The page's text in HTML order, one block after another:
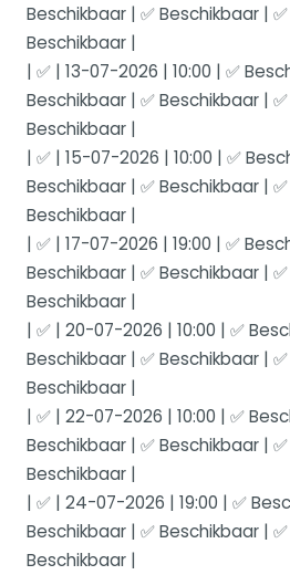
Beschikbaar | ✅ Beschikbaar |
Beschikbaar |
| ✅ | 13-07-2026 | 10:00 | ✅
Beschikbaar | ✅ Beschikbaar |
Beschikbaar |
| ✅ | 15-07-2026 | 10:00 | ✅
Beschikbaar | ✅ Beschikbaar |
Beschikbaar |
| ✅ | 17-07-2026 | 19:00 | ✅
Beschikbaar | ✅ Beschikbaar |
Beschikbaar |
| ✅ | 20-07-2026 | 10:00 | ✅
Beschikbaar | ✅ Beschikbaar |
Beschikbaar |
| ✅ | 22-07-2026 | 10:00 | ✅
Beschikbaar | ✅ Beschikbaar |
Beschikbaar |
| ✅ | 24-07-2026 | 19:00 | ✅
Beschikbaar | ✅ Beschikbaar |
Beschikbaar |